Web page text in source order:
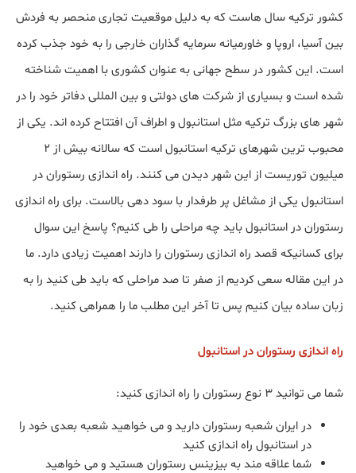
کشور ترکیه سال هاست که به دلیل موقعیت تجاری منحصر به فردش
بین آسیا، اروپا و خاورمیانه سرمایه گذاران خارجی را به خود جذب کرده
است. این کشور در سطح جهانی به عنوان کشوری با اهمیت شناخته
شده است و بسیاری از شرکت های دولتی و بین المللی دفاتر خود را در
شهر های بزرگ ترکیه مثل استانبول و اطراف آن افتتاح کرده اند. یکی از
محبوب ترین شهرهای ترکیه استانبول است که سالانه بیش از ۲
میلیون توریست از این شهر دیدن می کنند. راه اندازی رستوران در
استانبول یکی از مشاغل پر طرفدار با سود دهی بالاست. برای راه اندازی
رستوران در استانبول باید چه مراحلی را طی کنیم؟ پاسخ این سوال
برای کسانیکه قصد راه اندازی رستوران را دارند اهمیت زیادی دارد. ما
در این مقاله سعی کردیم از صفر تا صد مراحلی که باید طی کنید را به
زبان ساده بیان کنیم پس تا آخر این مطلب ما را همراهی کنید.
راه اندازی رستوران در استانبول
شما می توانید ۳ نوع رستوران را راه اندازی کنید:
در ایران شعبه رستوران دارید و می خواهید شعبه بعدی خود را
در استانبول راه اندازی کنید
شما علاقه مند به بیزینس رستوران هستید و می خواهید